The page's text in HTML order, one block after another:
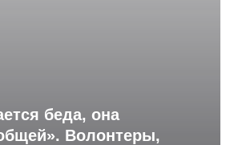
беда, она
Волонтеры,